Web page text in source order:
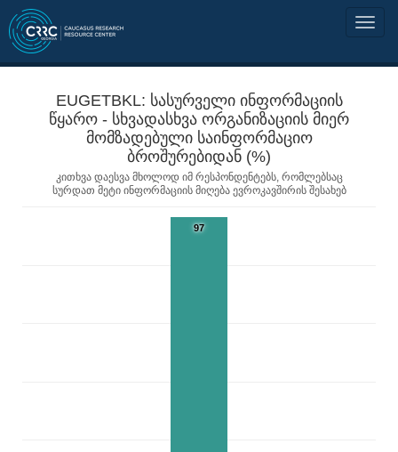
EUGETBKL: სასურველი ინფორმაციის
წყარო - სხვადასხვა ორგანიზაციის მიერ
მომზადებული საინფორმაციო
ბროშურებიდან (%)
კითხვა დაესვა მხოლოდ იმ რესპონდენტებს, რომლებსაც
სურდათ მეტი ინფორმაციის მიღება ევროკავშირის შესახებ
97